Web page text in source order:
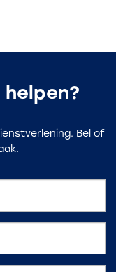
helpen?
Bel of